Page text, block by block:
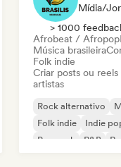
Mídia/
> 1000
Afrobeat / Afropop
Música brasileira
Folk indie
Criar posts ou
artistas
Rock alternativo
Folk indie
Indie
Pop rock
R&B